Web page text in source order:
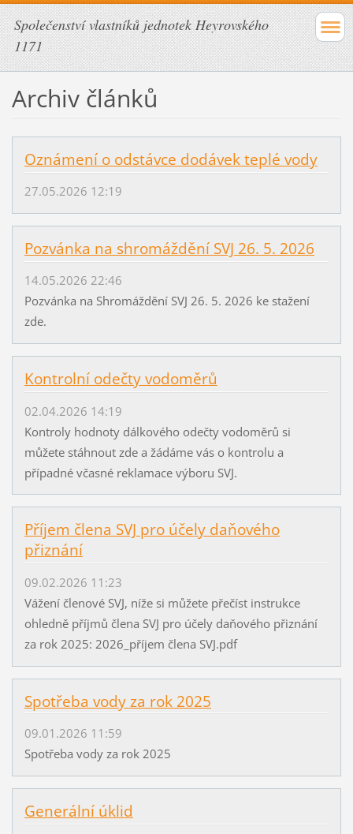
Společenství vlastníků jednotek Heyrovského
1171
Archiv článků
Oznámení o odstávce dodávek teplé vody
27.05.2026 12:19
Pozvánka na shromáždění SVJ 26. 5. 2026
14.05.2026 22:46
Pozvánka na Shromáždění SVJ 26. 5. 2026 ke stažení
zde.
Kontrolní odečty vodoměrů
02.04.2026 14:19
Kontroly hodnoty dálkového odečty vodoměrů si
můžete stáhnout zde a žádáme vás o kontrolu a
případné včasné reklamace výboru SVJ.
Příjem člena SVJ pro účely daňového
přiznání
09.02.2026 11:23
Vážení členové SVJ, níže si můžete přečíst instrukce
ohledně příjmů člena SVJ pro účely daňového přiznání
za rok 2025: 2026_příjem člena SVJ.pdf
Spotřeba vody za rok 2025
09.01.2026 11:59
Spotřeba vody za rok 2025
Generální úklid